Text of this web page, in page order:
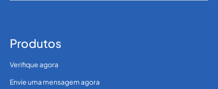
Produtos
Verifique agora
Envie uma mensagem agora